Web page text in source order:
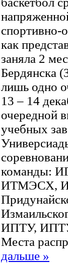
спортивно-
как
заняла 2
Бердянска
лишь одно
13 – 14
очередной
учебных
команды:
ИТМЭСХ,
ИПТУ,
Места
дальше »